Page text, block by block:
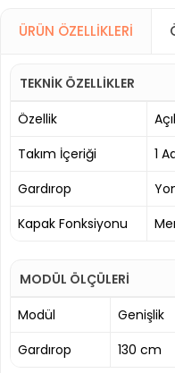
ÜRÜN ÖZELLIKLERI
TEKNİK ÖZELLİKLER
Özellik
Takım İçeriği
1
Gardırop
Kapak Fonksiyonu
MODÜL ÖLÇÜLERİ
Modül
Genişlik
Gardırop
130 cm